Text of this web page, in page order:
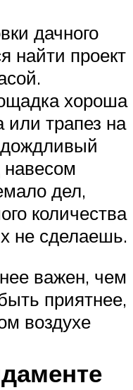
дачного
найти проект
хороша
или трапез на
дел,
количества
не сделаешь.
важен, чем
приятнее,
воздухе